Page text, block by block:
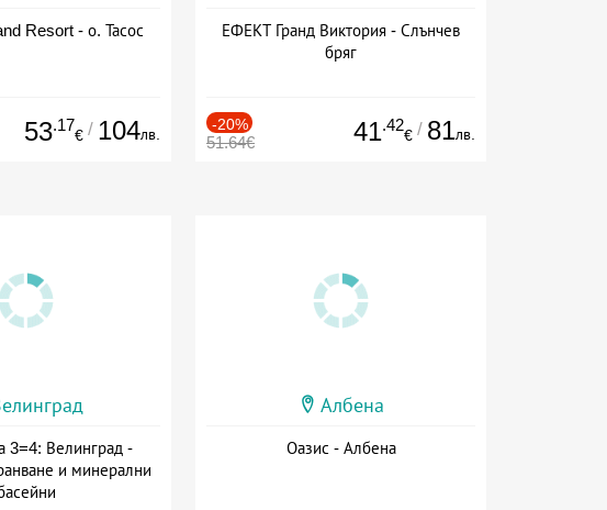
Resort - о. Тасос
53.17
€ / 104лв.
ЕФЕКТ Гранд Виктория - Слънчев
бряг
-20%
51.64€ 41.42
€ / 81лв.
3=4: Велинград -
и минерални
Албена
Оазис - Албена